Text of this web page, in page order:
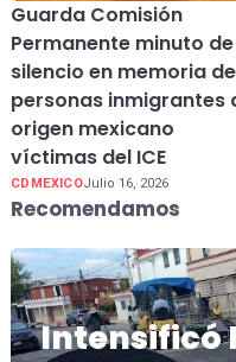
Guarda Comisión
Permanente minuto de
silencio en memoria de
personas inmigrantes
origen mexicano
víctimas del ICE
CDMEXICOJulio 16, 2026
Recomendamos
Intensificó